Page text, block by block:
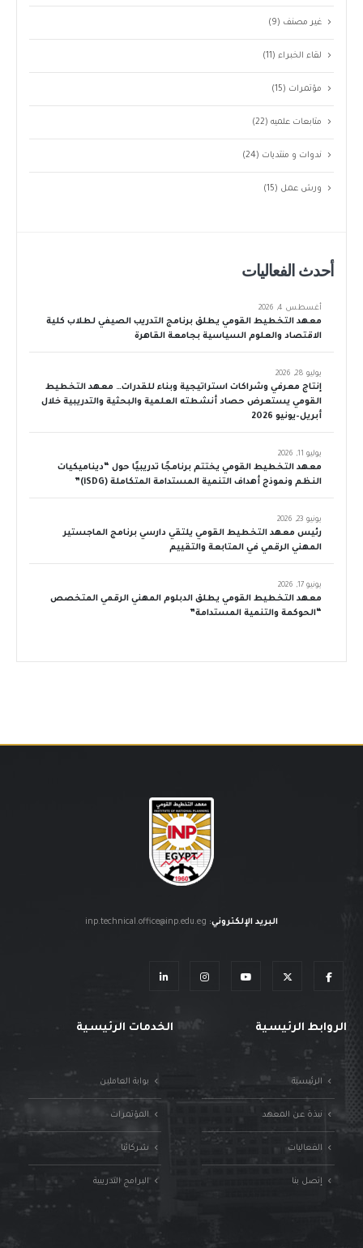
غير مصنف (9)
لقاء الخبراء(11)
مؤتمرات (15)
متابعات علميه(22)
ندوات و منتديات (24)
ورش عمل (15)
أحدث الفعاليات
معهد التخطيط القومي يطلق برنامج التدريب الصيفي لطلاب كلية
الاقتصاد والعلوم السياسية بجامعة القاهرة
أغسطس 4, 2026
إنتاج معرفي وشراكات استراتيجية وبناء للقدرات… معهد التخطيط
القومي يستعرض حصاد أنشطته العلمية والبحثية والتدريبية خلال
أبريل–يونيو 2026
يوليو 28, 2026
معهد التخطيط القومي يختتم برنامجًا تدريبيًا حول “ديناميكيات
النظم ونموذج أهداف التنمية المستدامة المتكاملة (iSDG)”
يوليو 11, 2026
رئيس معهد التخطيط القومي يلتقي دارسي برنامج الماجستير
المهني الرقمي في المتابعة والتقييم
يونيو 23, 2026
معهد التخطيط القومي يطلق الدبلوم المهني الرقمي المتخصص
“الحوكمة والتنمية المستدامة”
يونيو 17, 2026
البريد الإلكتروني:
inp.technical.office@inp.edu.eg
الروابط الرئيسية
الرئيسية
نبذة عن المعهد
الفعاليات
إتصل بنا
الخدمات الرئيسية
بوابة العاملين
المؤتمرات
شركائنا
البرامج التدريبية